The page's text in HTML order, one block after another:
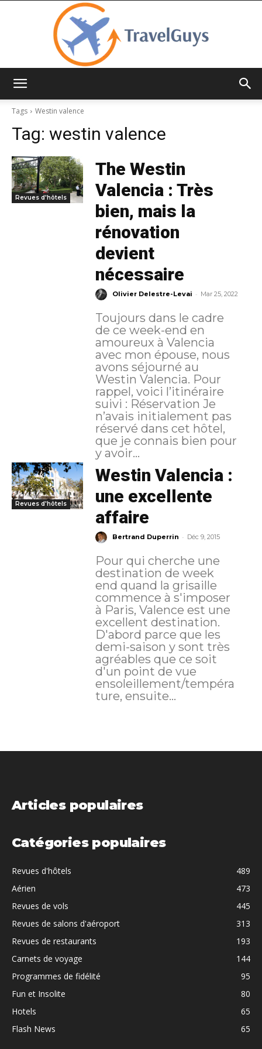
Tags
Westin valence
Tag: westin valence
Revues d'hôtels
The Westin
Valencia : Très
bien, mais la
rénovation
devient
nécessaire
Olivier Delestre-Levai - Mar 25, 2022
Toujours dans le cadre
de ce week-end en
amoureux à Valencia
avec mon épouse, nous
avons séjourné au
Westin Valencia. Pour
rappel, voici l’itinéraire
suivi : Réservation Je
n’avais initialement pas
réservé dans cet hôtel,
que je connais bien pour
y avoir...
Revues d'hôtels
Westin Valencia :
une excellente
affaire
Bertrand Duperrin - Déc 9, 2015
Pour qui cherche une
destination de week
end quand la grisaille
commence à s'imposer
à Paris, Valence est une
excellent destination.
D'abord parce que les
demi-saison y sont très
agréables que ce soit
d'un point de vue
ensoleillement/tempéra
ture, ensuite...
Articles populaires
Catégories populaires
Revues d'hôtels
489
Aérien
473
Revues de vols
445
Revues de salons d'aéroport
313
Revues de restaurants
193
Carnets de voyage
144
Programmes de fidélité
95
Fun et Insolite
80
Hotels
65
Flash News
65